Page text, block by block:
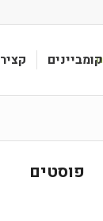
קומביינים קציר
פוסטים